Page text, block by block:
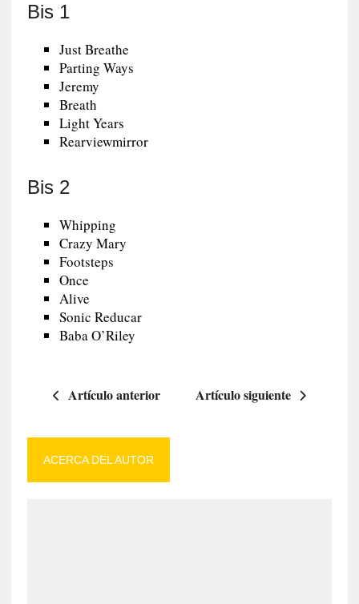
Bis 1
Just Breathe
Parting Ways
Jeremy
Breath
Light Years
Rearviewmirror
Bis 2
Whipping
Crazy Mary
Footsteps
Once
Alive
Sonic Reducar
Baba O’Riley
Artículo anterior Artículo siguiente
ACERCA DEL AUTOR